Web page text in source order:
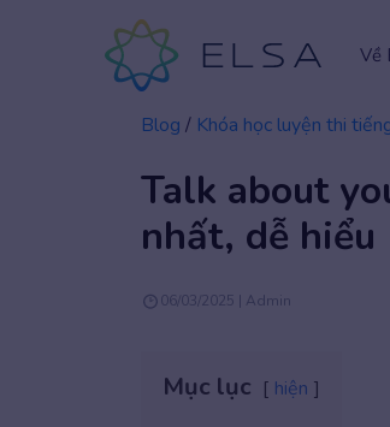
Về
Blog / Khóa học luyện thi
Talk about
nhất, dễ hiểu
06/03/2025 | Admin
Mục lục hiện